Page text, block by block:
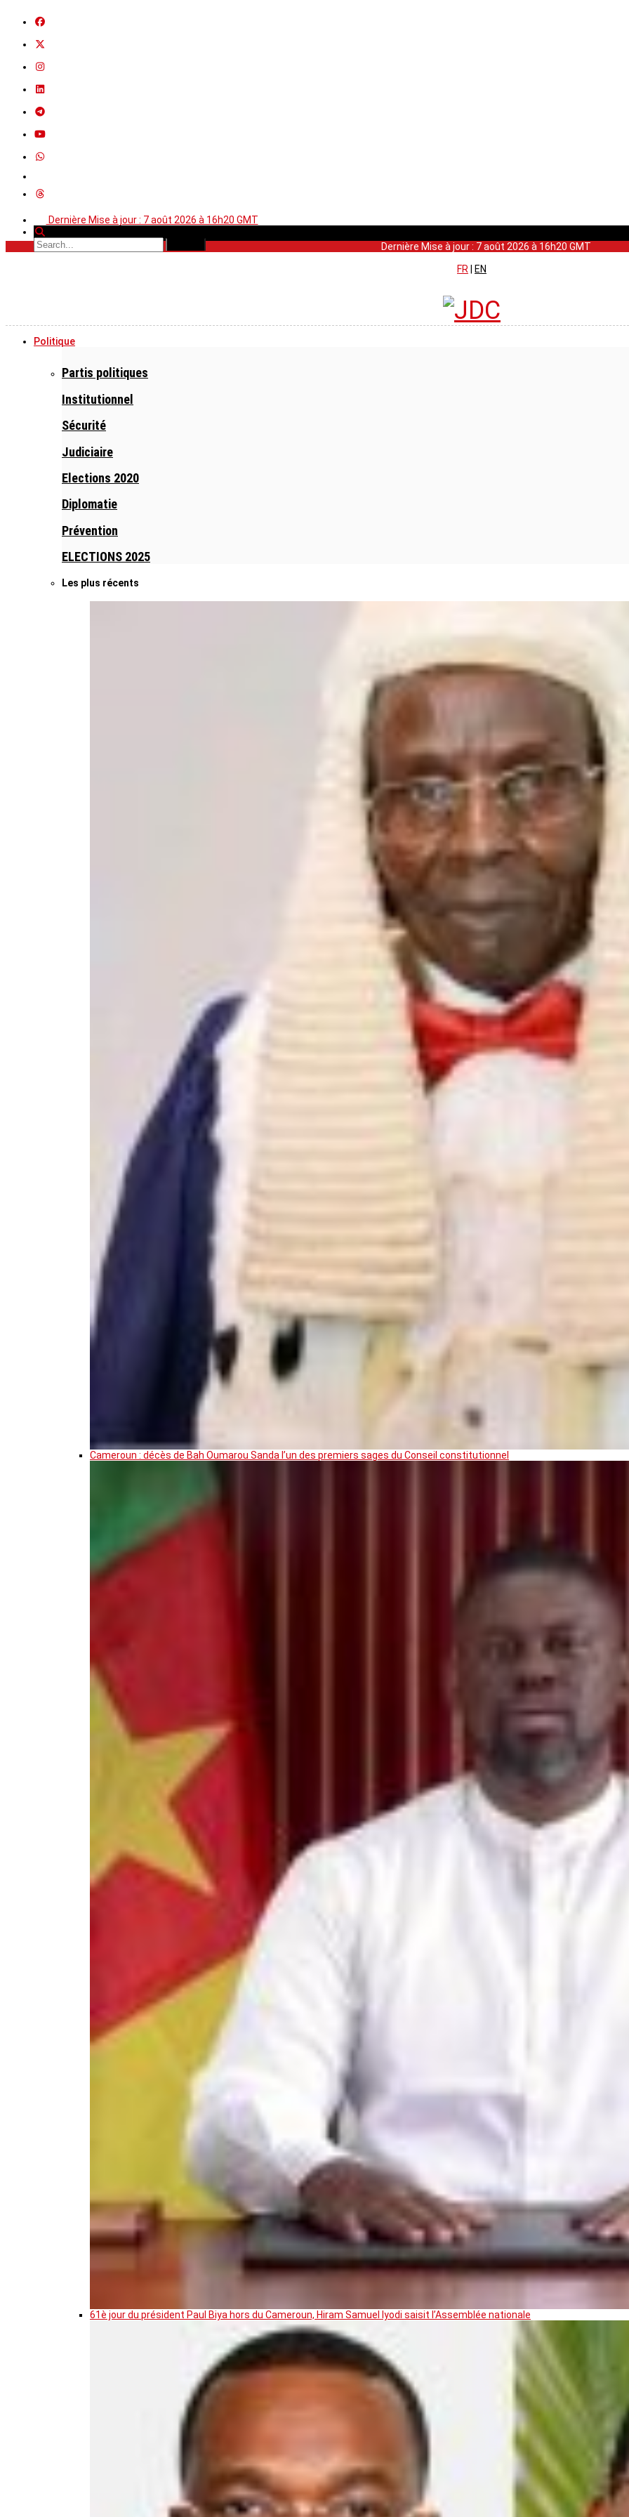
Dernière Mise à jour : 7 août 2026 à 16h20 GMT
Dernière Mise à jour : 7 août 2026 à 16h20 GMT
FR
EN
Politique
Partis politiques
Institutionnel
Sécurité
Judiciaire
Elections 2020
Diplomatie
Prévention
ELECTIONS 2025
Les plus récents
Cameroun : décès de Bah Oumarou Sanda l’un des premiers sages du Conseil constitutionnel
61è jour du président Paul Biya hors du Cameroun, Hiram Samuel Iyodi saisit l’Assemblée nationale